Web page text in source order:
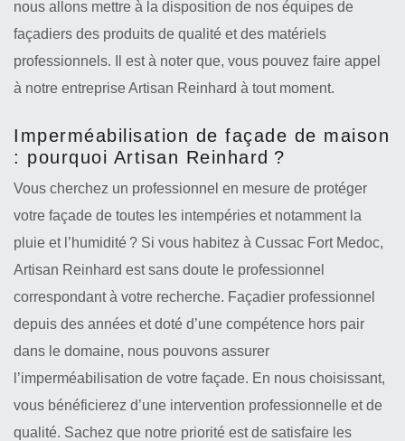
nous allons mettre à la disposition de nos équipes de
façadiers des produits de qualité et des matériels
professionnels. Il est à noter que, vous pouvez faire appel
à notre entreprise Artisan Reinhard à tout moment.
Imperméabilisation de façade de maison
: pourquoi Artisan Reinhard ?
Vous cherchez un professionnel en mesure de protéger
votre façade de toutes les intempéries et notamment la
pluie et l’humidité ? Si vous habitez à Cussac Fort Medoc,
Artisan Reinhard est sans doute le professionnel
correspondant à votre recherche. Façadier professionnel
depuis des années et doté d’une compétence hors pair
dans le domaine, nous pouvons assurer
l’imperméabilisation de votre façade. En nous choisissant,
vous bénéficierez d’une intervention professionnelle et de
qualité. Sachez que notre priorité est de satisfaire les